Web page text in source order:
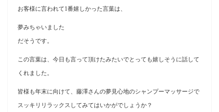
お客様に言われて1番嬉しかった言葉は、
夢みちゃいました
だそうです。
この言葉は、今日も言って頂けたみたいでとっても嬉しそうに話して
くれました。
皆様も年末に向けて、藤澤さんの夢見心地のシャンプーマッサージで
スッキリリラックスしてみてはいかがでしょうか？